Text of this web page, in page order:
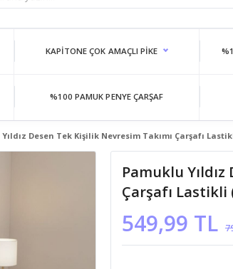
KAPITONE ÇOK AMAÇLI PIKE
%100 PAMUK PENYE ÇARŞAF
Desen Tek Kişilik Nevresim Takımı Çarşafı
Pamuklu
Çarşafı Lastikli
549,99 TL